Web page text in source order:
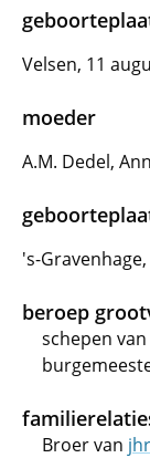
Velsen, 11
moeder
A.M. Dedel,
's-
beroep
schepen
Broer van